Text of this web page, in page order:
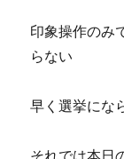
印象操作のみ
らない
早く選挙にな
それでは本日